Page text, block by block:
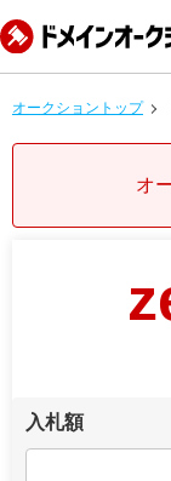
オークショントップ
オ
入札額